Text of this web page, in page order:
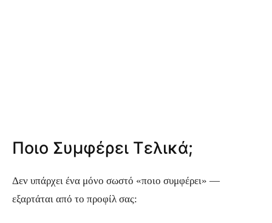
Ποιο Συμφέρει Τελικά;
Δεν υπάρχει ένα μόνο σωστό «ποιο συμφέρει» —
εξαρτάται από το προφίλ σας: